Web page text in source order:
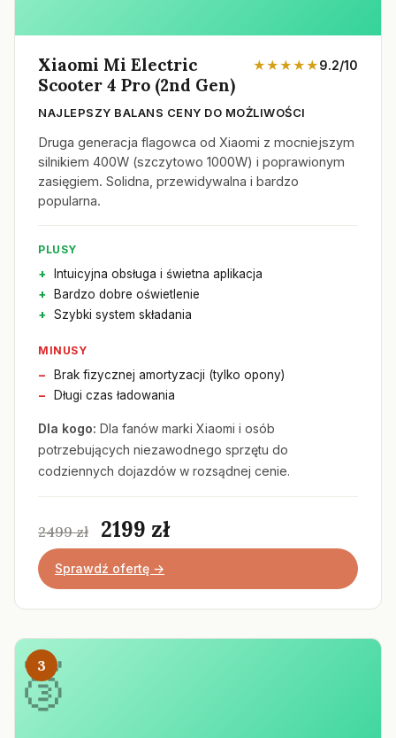
Xiaomi Mi Electric
Scooter 4 Pro (2nd Gen)
★★★★★9.2/10
NAJLEPSZY BALANS CENY DO MOŻLIWOŚCI
Druga generacja flagowca od Xiaomi z mocniejszym
silnikiem 400W (szczytowo 1000W) i poprawionym
zasięgiem. Solidna, przewidywalna i bardzo
popularna.
PLUSY
Intuicyjna obsługa i świetna aplikacja
Bardzo dobre oświetlenie
Szybki system składania
MINUSY
Brak fizycznej amortyzacji (tylko opony)
Długi czas ładowania
Dla kogo: Dla fanów marki Xiaomi i osób
potrzebujących niezawodnego sprzętu do
codziennych dojazdów w rozsądnej cenie.
2499 zł 2199 zł
Sprawdź ofertę →
3